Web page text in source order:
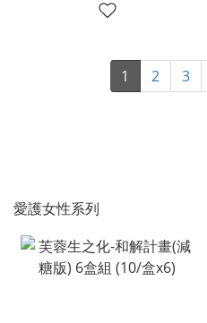
1 2 3
愛護女性系列